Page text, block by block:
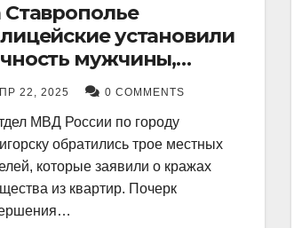
Ставрополье
установили
мужчины,
к кражам
из квартир в
22, 2025 0 COMMENTS
МВД России по городу
обратились трое местных
которые заявили о кражах
из квартир. Почерк